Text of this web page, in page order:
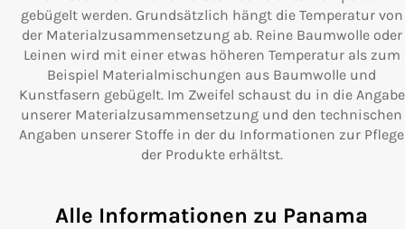
gebügelt werden. Grundsätzlich hängt die Temperatur von
der Materialzusammensetzung ab. Reine Baumwolle oder
Leinen wird mit einer etwas höheren Temperatur als zum
Beispiel Materialmischungen aus Baumwolle und
Kunstfasern gebügelt. Im Zweifel schaust du in die Angabe
unserer Materialzusammensetzung und den technischen
Angaben unserer Stoffe in der du Informationen zur Pflege
der Produkte erhältst.
Alle Informationen zu Panama